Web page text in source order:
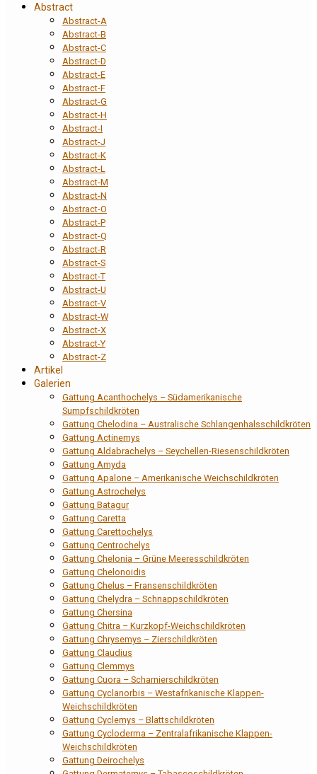
Abstract
Abstract-A
Abstract-B
Abstract-C
Abstract-D
Abstract-E
Abstract-F
Abstract-G
Abstract-H
Abstract-I
Abstract-J
Abstract-K
Abstract-L
Abstract-M
Abstract-N
Abstract-O
Abstract-P
Abstract-Q
Abstract-R
Abstract-S
Abstract-T
Abstract-U
Abstract-V
Abstract-W
Abstract-X
Abstract-Y
Abstract-Z
Artikel
Galerien
Gattung Acanthochelys – Südamerikanische
Sumpfschildkröten
Gattung Chelodina – Australische Schlangenhalsschildkröten
Gattung Actinemys
Gattung Aldabrachelys – Seychellen-Riesenschildkröten
Gattung Amyda
Gattung Apalone – Amerikanische Weichschildkröten
Gattung Astrochelys
Gattung Batagur
Gattung Caretta
Gattung Carettochelys
Gattung Centrochelys
Gattung Chelonia – Grüne Meeresschildkröten
Gattung Chelonoidis
Gattung Chelus – Fransenschildkröten
Gattung Chelydra – Schnappschildkröten
Gattung Chersina
Gattung Chitra – Kurzkopf-Weichschildkröten
Gattung Chrysemys – Zierschildkröten
Gattung Claudius
Gattung Clemmys
Gattung Cuora – Scharnierschildkröten
Gattung Cyclanorbis – Westafrikanische Klappen-
Weichschildkröten
Gattung Cyclemys – Blattschildkröten
Gattung Cycloderma – Zentralafrikanische Klappen-
Weichschildkröten
Gattung Deirochelys